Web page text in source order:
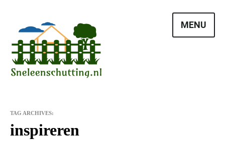
content
MENU
TAG ARCHIVES:
inspireren